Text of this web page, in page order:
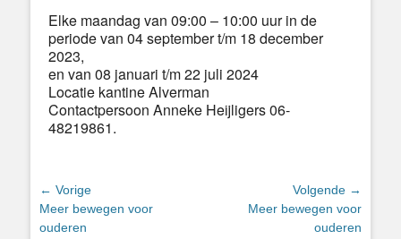
Elke maandag van 09:00 – 10:00 uur in de
periode van 04 september t/m 18 december
2023,
en van 08 januari t/m 22 juli 2024
Locatie kantine Alverman
Contactpersoon Anneke Heijligers 06-
48219861.
Bericht
navigatie
← Vorige
Vorig
bericht:
Meer bewegen voor
ouderen
Volgende →
Meer bewegen voor
ouderen